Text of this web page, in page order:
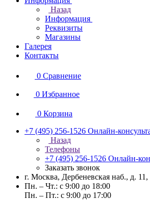
Назад
Информация
Реквизиты
Магазины
Галерея
Контакты
0 Сравнение
0 Избранное
0 Корзина
+7 (495) 256-1526 Онлайн-
Назад
Телефоны
+7 (495) 256-1526 Онлайн-
Заказать звонок
г. Москва, Дербеневская наб., д.
Пн. – Чт.: с 9:00 до 18:00
Пн. – Пт.: с 9:00 до 17:00